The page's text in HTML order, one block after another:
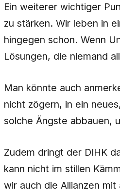
Ein weiterer wichtiger
zu stärken. Wir leben in
hingegen schon. Wenn
Lösungen, die niemand
Man könnte auch
nicht zögern, in ein
solche Ängste abbauen,
Zudem dringt der DIHK
kann nicht im stillen
wir auch die Allianzen